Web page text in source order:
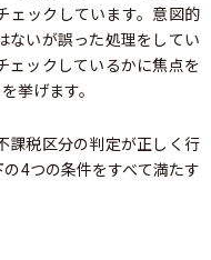
ェックしています。意図的
ないが誤った処理をしてい
ェックしているかに焦点を
挙げます。
税区分の判定が正しく行
4つの条件をすべて満たす